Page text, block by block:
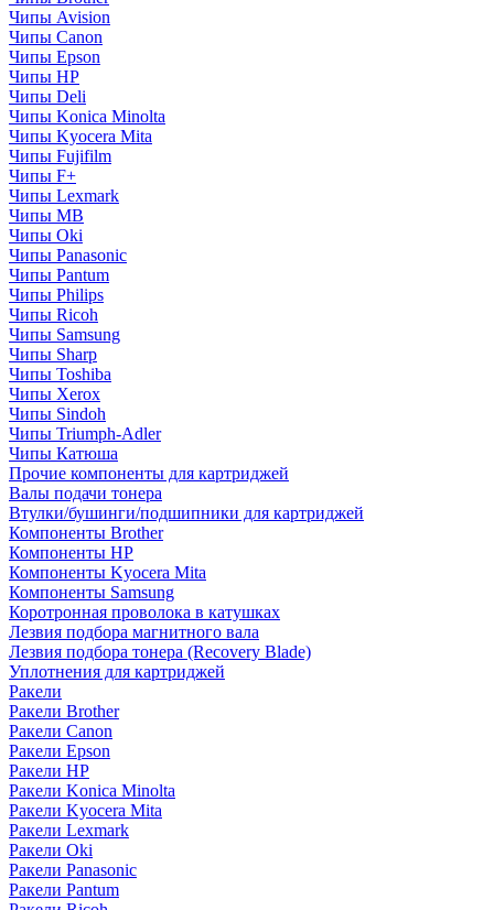
Чипы Avision
Чипы Canon
Чипы Epson
Чипы HP
Чипы Deli
Чипы Konica Minolta
Чипы Kyocera Mita
Чипы Fujifilm
Чипы F+
Чипы Lexmark
Чипы MB
Чипы Oki
Чипы Panasonic
Чипы Pantum
Чипы Philips
Чипы Ricoh
Чипы Samsung
Чипы Sharp
Чипы Toshiba
Чипы Xerox
Чипы Sindoh
Чипы Triumph-Adler
Чипы Катюша
Прочие компоненты для картриджей
Валы подачи тонера
Втулки/бушинги/подшипники для картриджей
Компоненты Brother
Компоненты HP
Компоненты Kyocera Mita
Компоненты Samsung
Коротронная проволока в катушках
Лезвия подбора магнитного вала
Лезвия подбора тонера (Recovery Blade)
Уплотнения для картриджей
Ракели
Ракели Brother
Ракели Canon
Ракели Epson
Ракели HP
Ракели Konica Minolta
Ракели Kyocera Mita
Ракели Lexmark
Ракели Oki
Ракели Panasonic
Ракели Pantum